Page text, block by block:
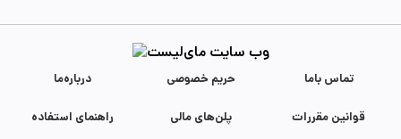
درباره‌ما حریم خصوصی تماس با‌ما
راهنمای استفاده پلن‌های مالی قوانین مقررات